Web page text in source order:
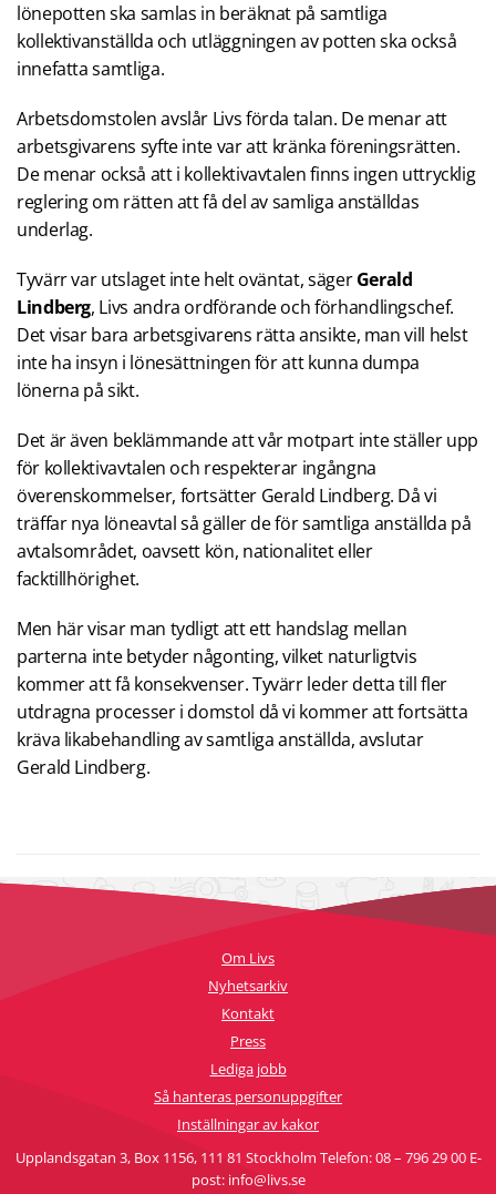
lönepotten ska samlas in beräknat på samtliga
kollektivanställda och utläggningen av potten ska också
innefatta samtliga.
Arbetsdomstolen avslår Livs förda talan. De menar att
arbetsgivarens syfte inte var att kränka föreningsrätten.
De menar också att i kollektivavtalen finns ingen uttrycklig
reglering om rätten att få del av samliga anställdas
underlag.
Tyvärr var utslaget inte helt oväntat, sägerGerald
Lindberg, Livs andra ordförande och förhandlingschef.
Det visar bara arbetsgivarens rätta ansikte, man vill helst
inte ha insyn i lönesättningen för att kunna dumpa
lönerna på sikt.
Det är även beklämmande att vår motpart inte ställer upp
för kollektivavtalen och respekterar ingångna
överenskommelser, fortsätter Gerald Lindberg. Då vi
träffar nya löneavtal så gäller de för samtliga anställda på
avtalsområdet, oavsett kön, nationalitet eller
facktillhörighet.
Men här visar man tydligt att ett handslag mellan
parterna inte betyder någonting, vilket naturligtvis
kommer att få konsekvenser. Tyvärr leder detta till fler
utdragna processer i domstol då vi kommer att fortsätta
kräva likabehandling av samtliga anställda, avslutar
Gerald Lindberg.
Om Livs
Nyhetsarkiv
Kontakt
Press
Lediga jobb
Så hanteras personuppgifter
Inställningar av kakor
Upplandsgatan 3, Box 1156, 111 81 Stockholm Telefon: 08 – 796 29 00 E-
post: info@livs.se